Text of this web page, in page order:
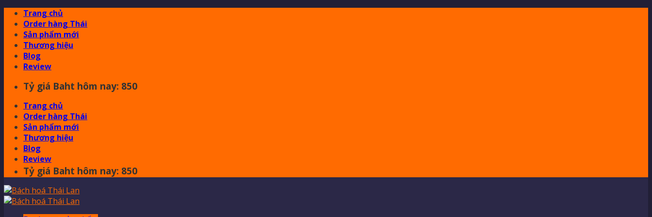
Skip
content
Trang chủ
Order hàng Thái
Sản phẩm mới
Thương hiệu
Blog
Review
Tỷ giá Baht hôm nay: 850
Trang chủ
Order hàng Thái
Sản phẩm mới
Thương hiệu
Blog
Review
Tỷ giá Baht hôm nay: 850